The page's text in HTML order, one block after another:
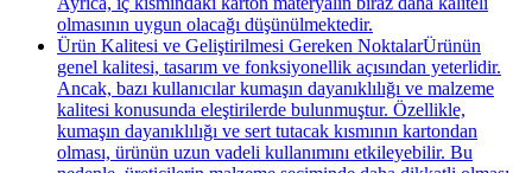
olmasının uygun olacağı düşünülmektedir.
Ürün Kalitesi ve Geliştirilmesi Gereken NoktalarÜrünün
genel kalitesi, tasarım ve fonksiyonellik açısından yeterlidir.
Ancak, bazı kullanıcılar kumaşın dayanıklılığı ve malzeme
kalitesi konusunda eleştirilerde bulunmuştur. Özellikle,
kumaşın dayanıklılığı ve sert tutacak kısmının kartondan
olması, ürünün uzun vadeli kullanımını etkileyebilir. Bu